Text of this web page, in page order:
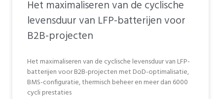
Het maximaliseren van de cyclische
levensduur van LFP-batterijen voor
B2B-projecten
Het maximaliseren van de cyclische levensduur van LFP-
batterijen voor B2B-projecten met DoD-optimalisatie,
BMS-configuratie, thermisch beheer en meer dan 6000
cycli prestaties